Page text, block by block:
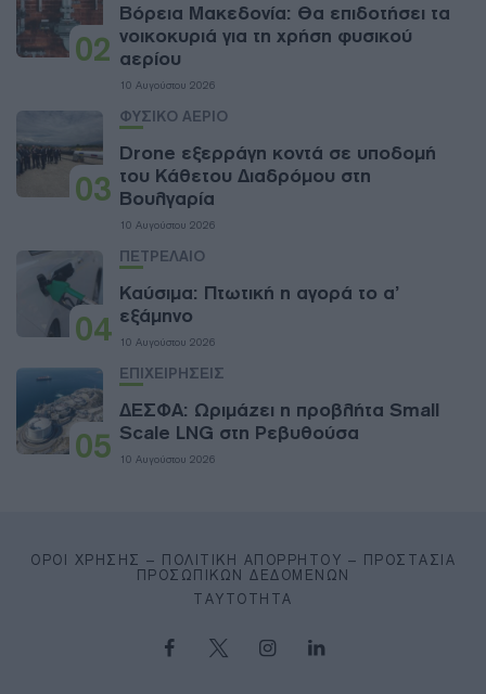
02
Βόρεια Μακεδονία: Θα επιδοτήσει τα
νοικοκυριά για τη χρήση φυσικού
αερίου
10 Αυγούστου 2026
03
ΦΥΣΙΚΟ ΑΕΡΙΟ
Drone εξερράγη κοντά σε υποδομή
του Κάθετου Διαδρόμου στη
Βουλγαρία
10 Αυγούστου 2026
04
ΠΕΤΡΕΛΑΙΟ
Καύσιμα: Πτωτική η αγορά το α’
εξάμηνο
10 Αυγούστου 2026
05
ΕΠΙΧΕΙΡΗΣΕΙΣ
ΔΕΣΦΑ: Ωριμάζει η προβλήτα Small
Scale LNG στη Ρεβυθούσα
10 Αυγούστου 2026
ΌΡΟΙ ΧΡΉΣΗΣ – ΠΟΛΙΤΙΚΉ ΑΠΟΡΡΉΤΟΥ – ΠΡΟΣΤΑΣΊΑ
ΠΡΟΣΩΠΙΚΏΝ ΔΕΔΟΜΈΝΩΝ
ΤΑΥΤΌΤΗΤΑ